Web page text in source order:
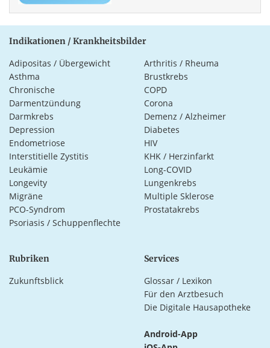
Indikationen / Krankheitsbilder
Adipositas / Übergewicht
Arthritis / Rheuma
Asthma
Brustkrebs
Chronische
Darmentzündung
COPD
Corona
Darmkrebs
Demenz / Alzheimer
Depression
Diabetes
Endometriose
HIV
Interstitielle Zystitis
KHK / Herzinfarkt
Leukämie
Long-COVID
Longevity
Lungenkrebs
Migräne
Multiple Sklerose
PCO-Syndrom
Prostatakrebs
Psoriasis / Schuppenflechte
Rubriken
Zukunftsblick
Services
Glossar / Lexikon
Für den Arztbesuch
Die Digitale Hausapotheke
Android-App